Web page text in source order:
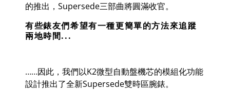
的推出， Supersede三部曲將圓滿收官。
有些錶友們希望有一種更簡單的方法來追蹤
兩地時間...
……因此，我們以K2微型自動盤機芯的模組化功能
設計推出了全新Supersede雙時區腕錶。